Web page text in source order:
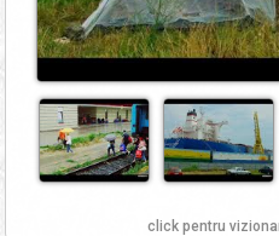
click pentru